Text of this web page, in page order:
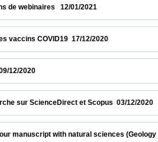
de webinaires   12/01/2021
: Les vaccins COVID19  17/12/2020
09/12/2020
sur ScienceDirect et Scopus
your manuscript with natural sciences